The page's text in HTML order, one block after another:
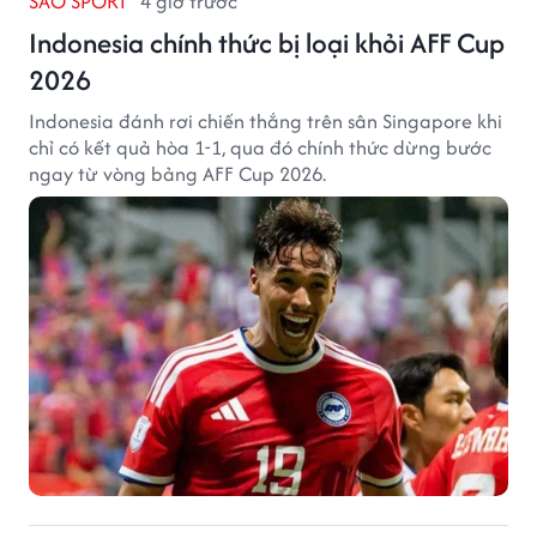
Indonesia chính thức bị loại khỏi AFF Cup
2026
Indonesia đánh rơi chiến thắng trên sân Singapore khi
chỉ có kết quả hòa 1-1, qua đó chính thức dừng bước
ngay từ vòng bảng AFF Cup 2026.